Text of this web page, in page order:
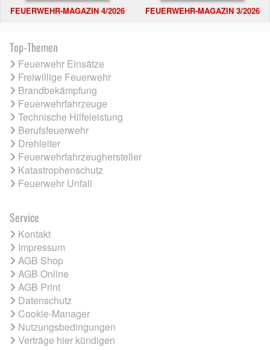
FEUERWEHR-MAGAZIN 4/2026 FEUERWEHR-MAGAZIN 3/2026
Top-Themen
Feuerwehr Einsätze
Freiwillige Feuerwehr
Brandbekämpfung
Feuerwehrfahrzeuge
Technische Hilfeleistung
Berufsfeuerwehr
Drehleiter
Feuerwehrfahrzeughersteller
Katastrophenschutz
Feuerwehr Unfall
Service
Kontakt
Impressum
AGB Shop
AGB Online
AGB Print
Datenschutz
Cookie-Manager
Nutzungsbedingungen
Verträge hier kündigen